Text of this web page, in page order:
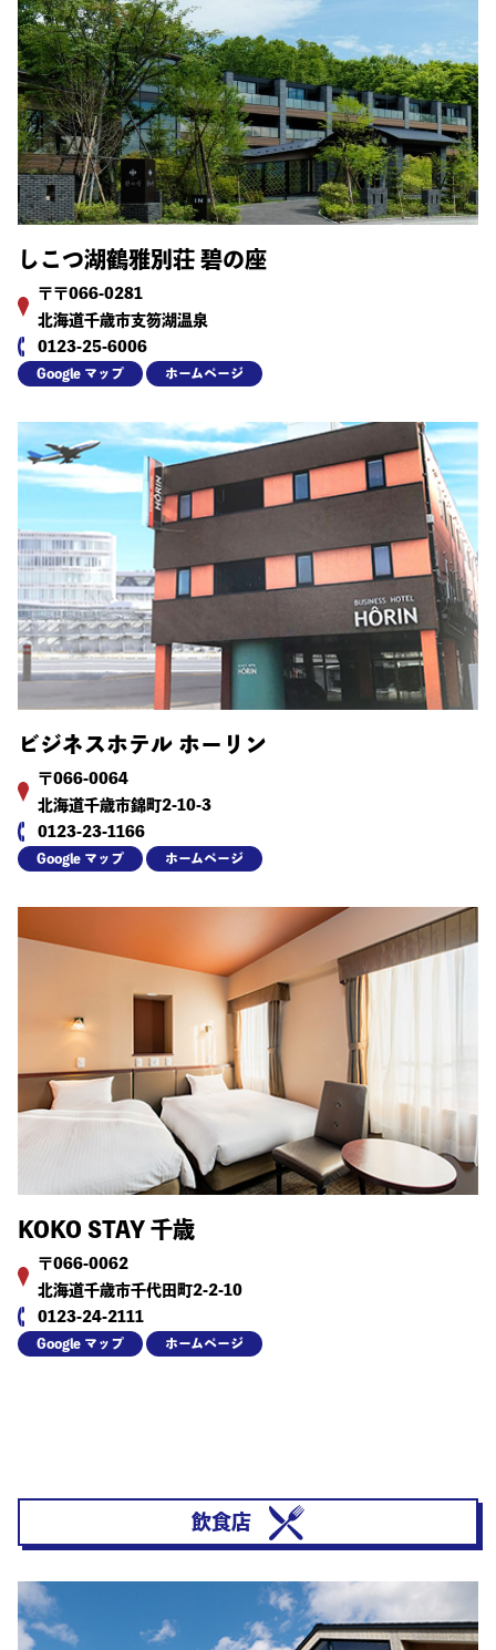
しこつ湖鶴雅別荘 碧の座
〒〒066-0281
北海道千歳市支笏湖温泉
0123-25-6006
Google マップ ホームページ
ビジネスホテル ホーリン
〒066-0064
北海道千歳市錦町2-10-3
0123-23-1166
Google マップ ホームページ
KOKO STAY 千歳
〒066-0062
北海道千歳市千代田町2-2-10
0123-24-2111
Google マップ ホームページ
飲食店